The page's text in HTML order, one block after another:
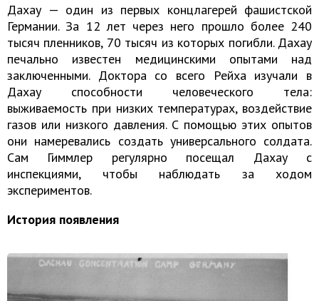
Дахау — один из первых концлагерей фашистской
Германии. За 12 лет через него прошло более 240
тысяч пленников, 70 тысяч из которых погибли. Дахау
печально известен медицинскими опытами над
заключенными. Доктора со всего Рейха изучали в
Дахау способности человеческого тела:
выживаемость при низких температурах, воздействие
газов или низкого давления. С помощью этих опытов
они намеревались создать универсального солдата.
Сам Гиммлер регулярно посещал Дахау с
инспекциями, чтобы наблюдать за ходом
экспериментов.
История появления